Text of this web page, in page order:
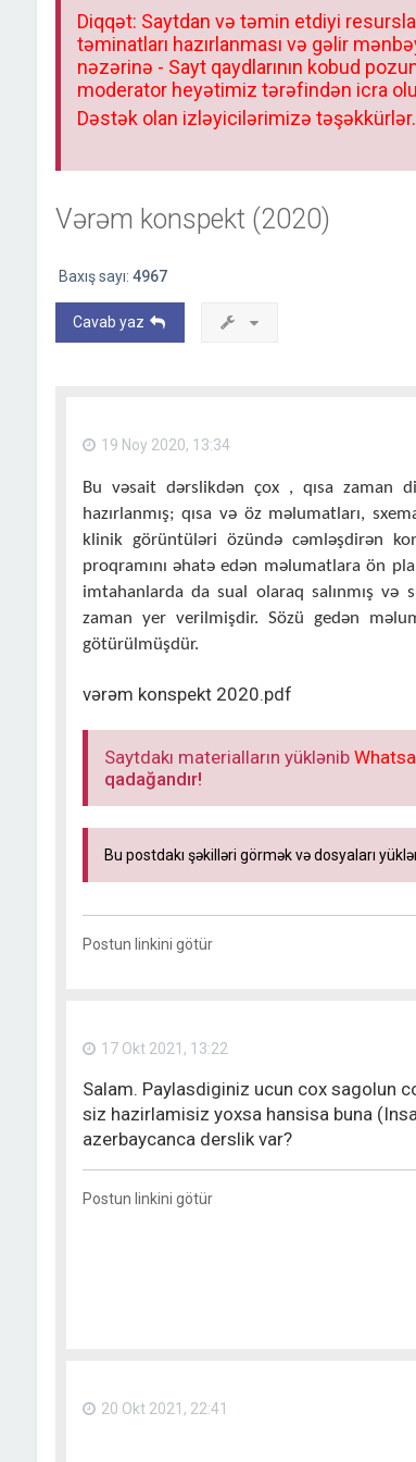
Diqqət: Saytdan və təmin etdiyi
təminatları hazırlanması və gəlir
nəzərinə - Sayt qaydlarının kobud
moderator heyətimiz tərəfindən icra
Dəstək olan izləyicilərimizə təşəkkürlər.
Vərəm konspekt (2020)
Baxış sayı: 4967
Cavab yaz
19 Noy 2020, 13:34
Bu vəsait dərslikdən çox , qısa zaman
hazırlanmış; qısa və öz məlumatları,
klinik görüntüləri özündə cəmləşdirən
proqramını əhatə edən məlumatlara ön
imtahanlarda da sual olaraq salınmış
zaman yer verilmişdir. Sözü gedən
götürülmüşdür.
vərəm konspekt 2020.pdf
Saytdakı materialların yüklənib
qadağandır!
Bu postdakı şəkilləri görmək və dosyaları
Postun linkini götür
17 Okt 2021, 13:22
Salam. Paylasdiginiz ucun cox sagolun
siz hazirlamisiz yoxsa hansisa buna
azerbaycanca derslik var?
Postun linkini götür
20 Okt 2021, 22:41